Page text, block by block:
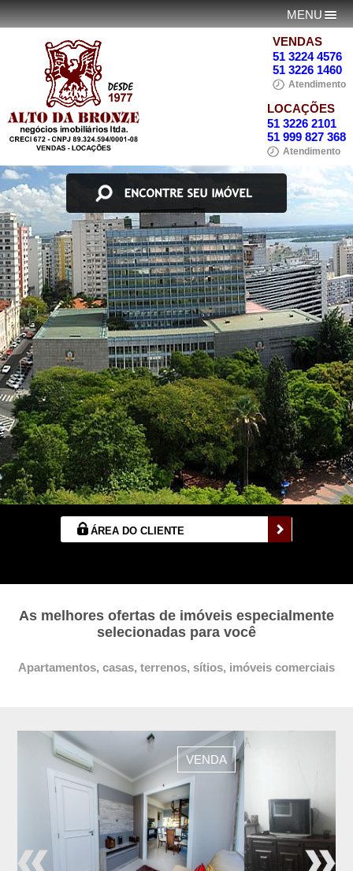
MENU
VENDAS
51 3224 4576
51 3226 1460
Atendimento
LOCAÇÕES
51 3226 2101
51 999 827 368
Atendimento
ÁREA DO CLIENTE
As melhores ofertas de imóveis especialmente
selecionadas para você
Apartamentos, casas, terrenos, sítios, imóveis comerciais
VENDA